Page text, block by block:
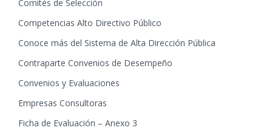
Comités de Selección
Competencias Alto Directivo Público
Conoce más del Sistema de Alta Dirección Pública
Contraparte Convenios de Desempeño
Convenios y Evaluaciones
Empresas Consultoras
Ficha de Evaluación – Anexo 3